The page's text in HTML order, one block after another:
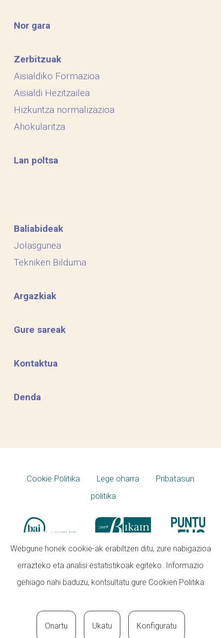
Nor gara
Zerbitzuak
Aisialdiko Formazioa
Aisialdi Hezitzailea
Hizkuntza normalizazioa
Ahokularitza
Lan poltsa
Baliabideak
Jolasgunea
Tekniken Bilduma
Argazkiak
Gure sareak
Kontaktua
Denda
Cookie Politika Lege oharra
Pribatasun
politika
Webgune honek cookie-ak erabiltzen ditu, zure nabigazioa
errazteko eta analisi estatistikoak egiteko. Informazio
gehiago nahi baduzu, kontsultatu gure Cookien Politika
Onartu Ukatu Konfiguratu